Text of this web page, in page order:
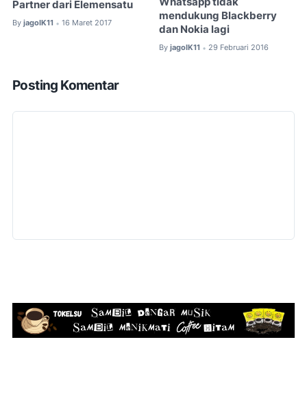
Partner dari Elemensatu
By jagoIK11 • 16 Maret 2017
mendukung Blackberry
dan Nokia lagi
By jagoIK11 • 29 Februari 2016
Posting Komentar